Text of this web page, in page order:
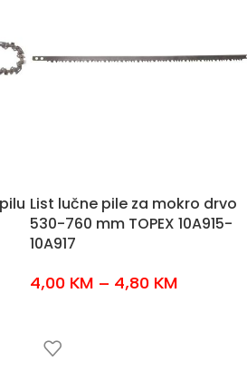
List lučne pile za mokro drvo
530-760 mm TOPEX 10A915-
10A917
4,00 KM – 4,80 KM